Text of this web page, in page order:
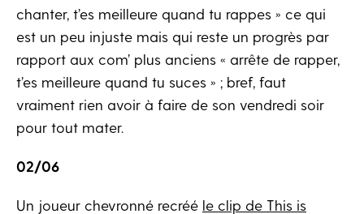
chanter, t’es meilleure quand tu rappes » ce qui
est un peu injuste mais qui reste un progrès par
rapport aux com’ plus anciens « arrête de rapper,
t’es meilleure quand tu suces » ; bref, faut
vraiment rien avoir à faire de son vendredi soir
pour tout mater.
02/06
Un joueur chevronné recréé le clip de This is